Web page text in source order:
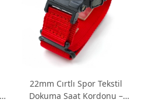
22mm Cırtlı Spor Tekstil
Dokuma Saat Kordonu –